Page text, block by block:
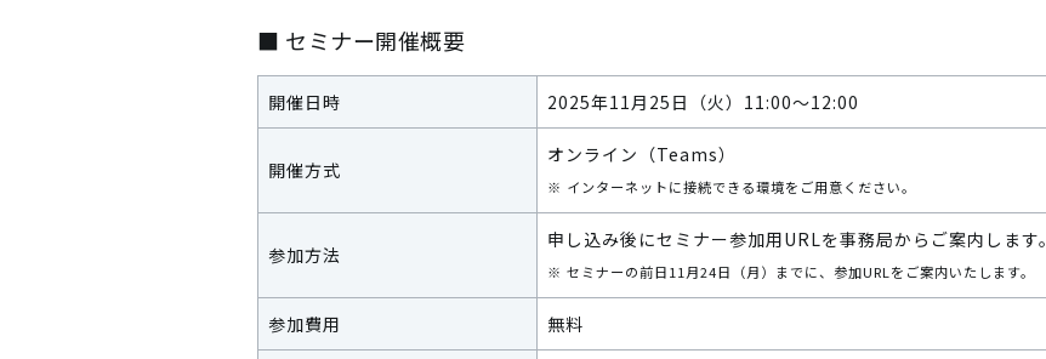
■ セミナー開催概要
開催日時 2025年11月25日（火）11:00～12:00
開催方式
オンライン（Teams）
※ インターネットに接続できる環境をご用意ください。
参加方法
申し込み後にセミナー参加用URLを事務局からご案内します。
※ セミナーの前日11月24日（月）までに、参加URLをご案内いたします。
参加費用 無料